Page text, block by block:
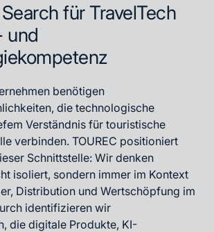
für TravelTech
und
benötigen
die technologische
Verständnis für touristische
verbinden. TOUREC positioniert
Schnittstelle: Wir denken
isoliert, sondern immer im Kontext
Distribution und Wertschöpfung im
identifizieren wir
die digitale Produkte, KI-